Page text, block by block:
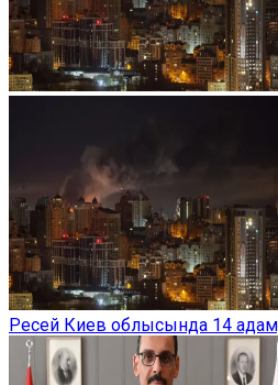
Ресей Киев облысында 14